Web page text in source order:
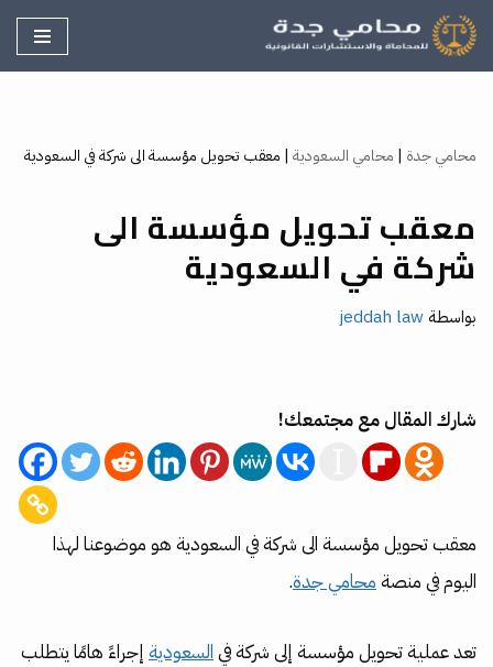
تخطى
محامي جدة | محامي السعودية | معقب تحويل مؤسسة الى شركة في السعودية
معقب تحويل مؤسسة الى
شركة في السعودية
بواسطة jeddah law
شارك المقال مع مجتمعك!
معقب تحويل مؤسسة الى شركة في السعودية هو موضوعنا لهذا
اليوم في منصةمحامي جدة.
تعد عملية تحويل مؤسسة إلى شركة فيالسعودية إجراءً هامًا يتطلب